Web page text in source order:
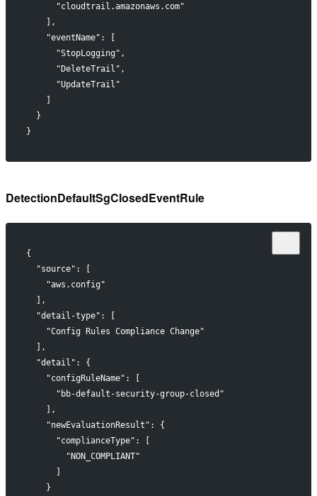
      "cloudtrail.amazonaws.com"
    ],
    "eventName": [
      "StopLogging",
      "DeleteTrail",
      "UpdateTrail"
    ]
  }
}
DetectionDefaultSgClosedEventRule
{
  "source": [
    "aws.config"
  ],
  "detail-type": [
    "Config Rules Compliance Change"
  ],
  "detail": {
    "configRuleName": [
      "bb-default-security-group-closed"
    ],
    "newEvaluationResult": {
      "complianceType": [
        "NON_COMPLIANT"
    }